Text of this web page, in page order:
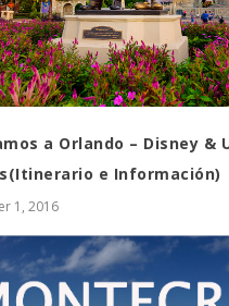
a Orlando – Disney &
e Información)
1, 2016